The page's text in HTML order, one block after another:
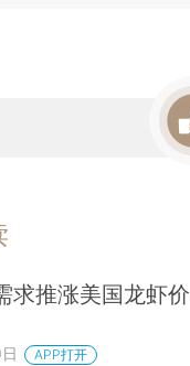
求推涨美国龙虾价
APP打开